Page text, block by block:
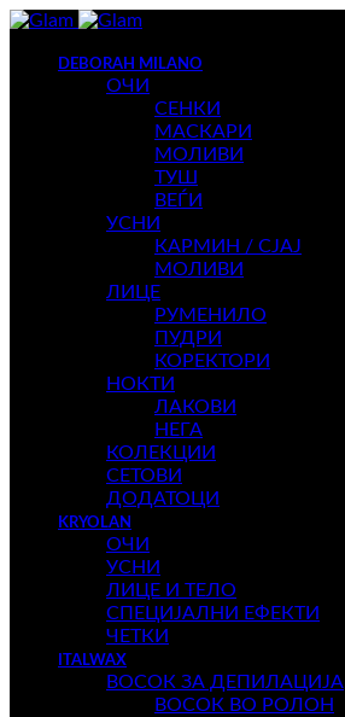
DEBORAH MILANO
ОЧИ
СЕНКИ
МАСКАРИ
МОЛИВИ
ТУШ
ВЕЃИ
УСНИ
КАРМИН / СЈАЈ
МОЛИВИ
ЛИЦЕ
РУМЕНИЛО
ПУДРИ
КОРЕКТОРИ
НОКТИ
ЛАКОВИ
НЕГА
КОЛЕКЦИИ
СЕТОВИ
ДОДАТОЦИ
KRYOLAN
ОЧИ
УСНИ
ЛИЦЕ И ТЕЛО
СПЕЦИЈАЛНИ ЕФЕКТИ
ЧЕТКИ
ITALWAX
ВОСОК ЗА ДЕПИЛАЦИЈА
ВОСОК ВО РОЛОН